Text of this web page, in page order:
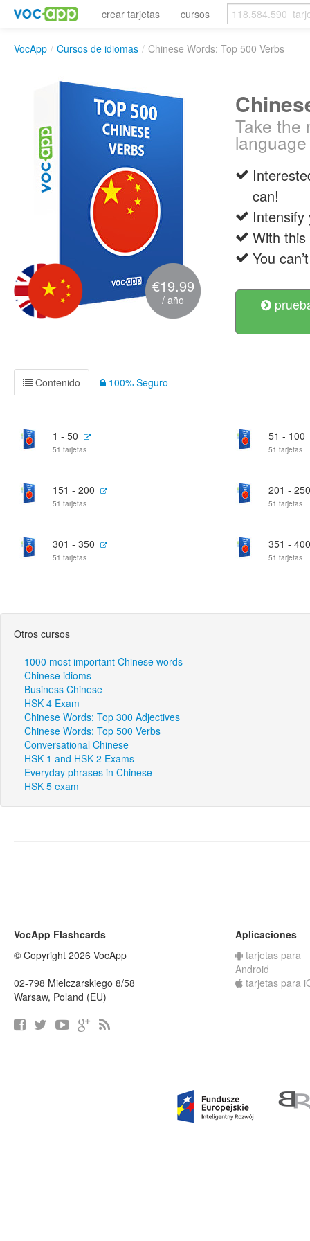
crear tarjetas cursos
VocApp / Cursos de idiomas / Chinese Words: Top 500 Verbs
€19.99
/ año
Take the
language
can!
With this
You
Contenido 100% Seguro
1 - 50
51 tarjetas
51 - 100
51 tarjetas
151 - 200
51 tarjetas
201 - 250
51 tarjetas
301 - 350
51 tarjetas
351 - 400
51 tarjetas
Otros cursos
1000 most important Chinese words
Chinese idioms
Business Chinese
HSK 4 Exam
Chinese Words: Top 300 Adjectives
Chinese Words: Top 500 Verbs
Conversational Chinese
HSK 1 and HSK 2 Exams
Everyday phrases in Chinese
HSK 5 exam
VocApp Flashcards
© Copyright 2026 VocApp
02-798 Mielczarskiego 8/58
Warsaw, Poland (EU)
Aplicaciones
tarjetas para
Android
tarjetas para